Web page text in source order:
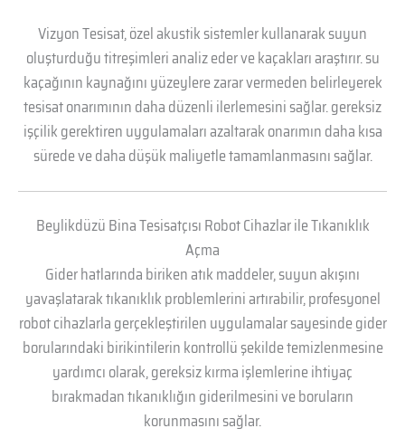
Vizyon Tesisat, özel akustik sistemler kullanarak suyun
oluşturduğu titreşimleri analiz eder ve kaçakları araştırır. su
kaçağının kaynağını yüzeylere zarar vermeden belirleyerek
tesisat onarımının daha düzenli ilerlemesini sağlar. gereksiz
işçilik gerektiren uygulamaları azaltarak onarımın daha kısa
sürede ve daha düşük maliyetle tamamlanmasını sağlar.
Beylikdüzü Bina Tesisatçısı Robot Cihazlar ile Tıkanıklık
Açma
Gider hatlarında biriken atık maddeler, suyun akışını
yavaşlatarak tıkanıklık problemlerini artırabilir, profesyonel
robot cihazlarla gerçekleştirilen uygulamalar sayesinde gider
borularındaki birikintilerin kontrollü şekilde temizlenmesine
yardımcı olarak, gereksiz kırma işlemlerine ihtiyaç
bırakmadan tıkanıklığın giderilmesini ve boruların
korunmasını sağlar.